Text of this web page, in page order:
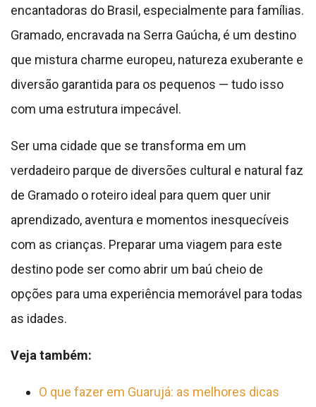
encantadoras do Brasil, especialmente para famílias.
Gramado, encravada na Serra Gaúcha, é um destino
que mistura charme europeu, natureza exuberante e
diversão garantida para os pequenos — tudo isso
com uma estrutura impecável.
Ser uma cidade que se transforma em um
verdadeiro parque de diversões cultural e natural faz
de Gramado o roteiro ideal para quem quer unir
aprendizado, aventura e momentos inesquecíveis
com as crianças. Preparar uma viagem para este
destino pode ser como abrir um baú cheio de
opções para uma experiência memorável para todas
as idades.
Veja também:
O que fazer em Guarujá: as melhores dicas